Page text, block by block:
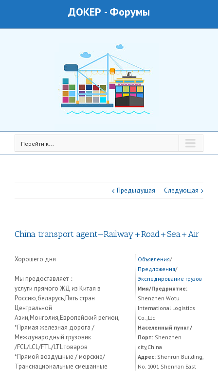
ДОКЕР - Форумы
Перейти к...
Предыдущая Следующая
China transport agent—Railway+Road+Sea+Air
Хорошего дня
Мы предоставляет：
услуги прямого ЖД из Китая в
Россию,беларусь,Пять стран
Центральной
Азии,Монголия,Европейский регион,
*Прямая железная дорога /
Международный грузовик
/FCL/LCL/FTL/LTL товаров
*Прямой воздушные / морские/
Транснациональные смешанные
Объявления/
Предложения/
Экспедирование грузов
Имя/Предриятие:
Shenzhen Wotu
International Logistics
Co.,Ltd
Населенный пункт/
Порт:Shenzhen
city,China
Адрес:Shenrun Building,
No. 1001 Shennan East